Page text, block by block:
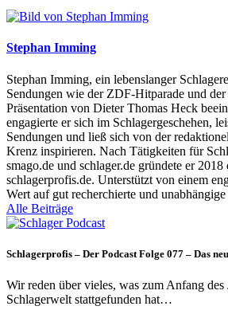
Stephan Imming
Stephan Imming, ein lebenslanger
Sendungen wie der ZDF-Hitparade und der
Präsentation von Dieter Thomas Heck
engagierte er sich im Schlagergeschehen,
Sendungen und ließ sich von der
Krenz inspirieren. Nach Tätigkeiten für
smago.de und schlager.de gründete er
schlagerprofis.de. Unterstützt von einem
Wert auf gut recherchierte und
Alle Beiträge
Schlagerprofis – Der Podcast Folge 077 – Das
Wir reden über vieles, was zum Anfang des
Schlagerwelt stattgefunden hat…